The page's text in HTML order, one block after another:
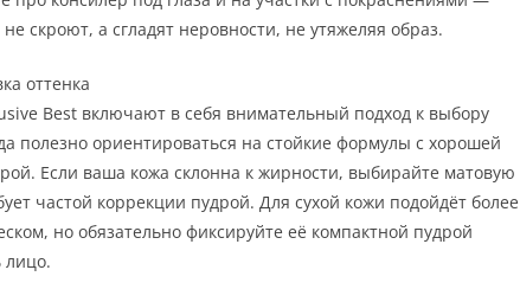
скроют, а сгладят неровности, не утяжеляя образ.
оттенка
Best включают в себя внимательный подход к выбору
полезно ориентироваться на стойкие формулы с хорошей
Если ваша кожа склонна к жирности, выбирайте матовую
частой коррекции пудрой. Для сухой кожи подойдёт более
но обязательно фиксируйте её компактной пудрой
лицо.